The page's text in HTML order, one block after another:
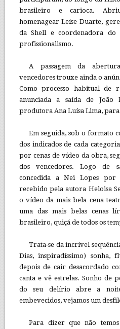
brasileiro e carioca.
homenagear Leíse Duarte,
da Shell e coordenadora
profissionalismo.
A passagem da
vencedores trouxe ainda o
Como processo habitual de
anunciada a saída de
produtora Ana Luísa Lima, para
Em seguida, sob o formato
dos indicados de cada
por cenas de vídeo da obra,
dos vencedores. Logo de
concedida a Nei Lopes por
recebido pela autora Heloisa
o vídeo da mais bela cena
uma das mais belas cenas
brasileiro, quiçá de todos os
Trata-se da incrível
Dias, inspiradíssimo) sonha,
depois de cair desacordado
canta e vê estrelas. Sonho de
do seu delírio abre a
embevecidos, vejamos um
Para dizer que não